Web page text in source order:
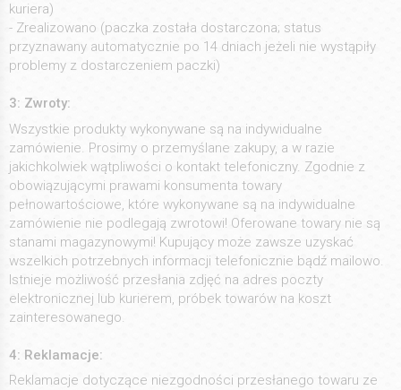
kuriera)
- Zrealizowano (paczka została dostarczona; status
przyznawany automatycznie po 14 dniach jeżeli nie wystąpiły
problemy z dostarczeniem paczki)
3: Zwroty:
Wszystkie produkty wykonywane są na indywidualne
zamówienie. Prosimy o przemyślane zakupy, a w razie
jakichkolwiek wątpliwości o kontakt telefoniczny. Zgodnie z
obowiązującymi prawami konsumenta towary
pełnowartościowe, które wykonywane są na indywidualne
zamówienie nie podlegają zwrotowi! Oferowane towary nie są
stanami magazynowymi! Kupujący może zawsze uzyskać
wszelkich potrzebnych informacji telefonicznie bądź mailowo.
Istnieje możliwość przesłania zdjęć na adres poczty
elektronicznej lub kurierem, próbek towarów na koszt
zainteresowanego.
4: Reklamacje:
Reklamacje dotyczące niezgodności przesłanego towaru ze